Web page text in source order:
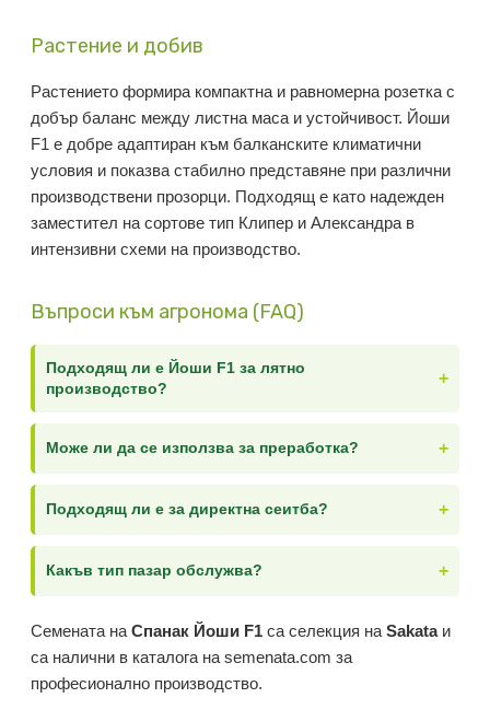
Растение и добив
Растението формира компактна и равномерна розетка с
добър баланс между листна маса и устойчивост. Йоши
F1 е добре адаптиран към балканските климатични
условия и показва стабилно представяне при различни
производствени прозорци. Подходящ е като надежден
заместител на сортове тип Клипер и Александра в
интензивни схеми на производство.
Въпроси към агронома (FAQ)
Подходящ ли е Йоши F1 за лятно
производство?
+
Може ли да се използва за преработка? +
Подходящ ли е за директна сеитба? +
Какъв тип пазар обслужва? +
Семената на Спанак Йоши F1 са селекция на Sakataи
са налични в каталога на semenata.com за
професионално производство.